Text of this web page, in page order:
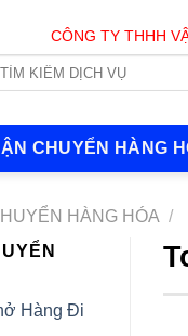
TY THHH VẬN TẢI
CHUYỂN HÀNG
HÀNG HÓA /
Hàng Đi